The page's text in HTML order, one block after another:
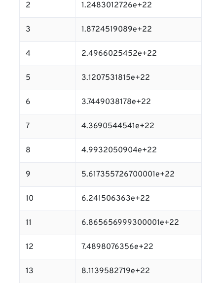
2 1.2483012726e+22
3 1.8724519089e+22
4 2.4966025452e+22
5 3.1207531815e+22
6 3.7449038178e+22
7 4.3690544541e+22
8 4.9932050904e+22
9 5.617355726700001e+22
10 6.241506363e+22
11 6.865656999300001e+22
12 7.4898076356e+22
13 8.1139582719e+22